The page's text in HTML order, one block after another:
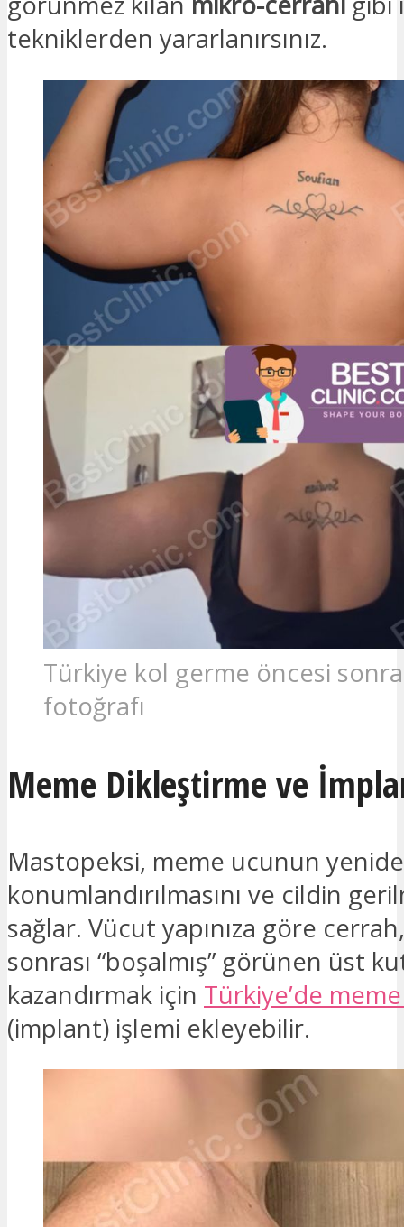
tekniklerden yararlanırsınız.
Türkiye kol germe öncesi
fotoğrafı
Meme Dikleştirme ve
Mastopeksi, meme ucunun
konumlandırılmasını ve cildin
sağlar. Vücut yapınıza göre
sonrası “boşalmış” görünen üst
kazandırmak için Türkiye’de
(implant) işlemi ekleyebilir.